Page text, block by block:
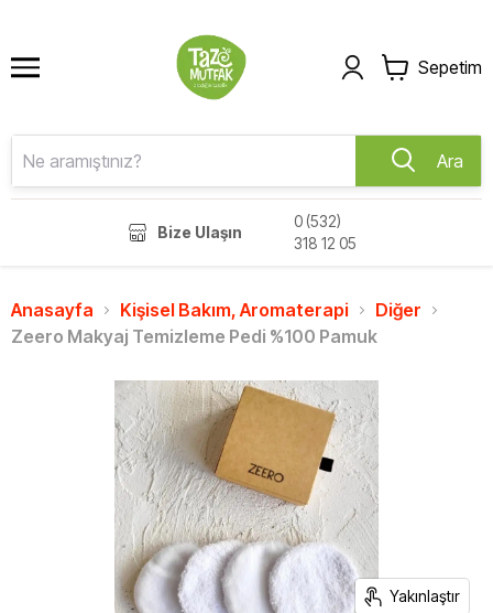
Sepetim
Ara
Bize Ulaşın
0 (532)
318 12 05
Anasayfa Kişisel Bakım, Aromaterapi
Diğer
Zeero Makyaj Temizleme Pedi %100 Pamuk
Yakınlaştır